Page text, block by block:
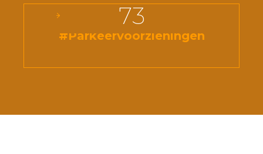
#Parkeervoorzieningen
73